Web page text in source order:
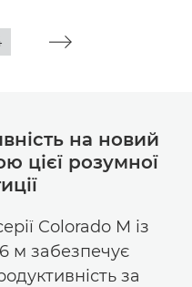
на новий
цієї розумної
Colorado M із
м забезпечує
за